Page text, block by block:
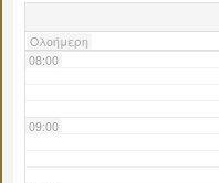
Ολοήμερη
08:00
09:00